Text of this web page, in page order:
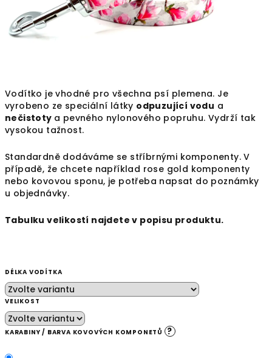
Vodítko je vhodné pro všechna psí plemena. Je
vyrobeno ze speciální látky odpuzující vodu a
nečistoty a pevného nylonového popruhu. Vydrží tak
vysokou tažnost.
Standardně dodáváme se stříbrnými komponenty. V
případě, že chcete například rose gold komponenty
nebo kovovou sponu, je potřeba napsat do poznámky
u objednávky.
Tabulku velikostí najdete v popisu produktu.
DÉLKA VODÍTKA
VELIKOST
KARABINY / BARVA KOVOVÝCH KOMPONETŮ ?